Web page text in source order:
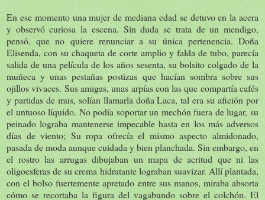
En ese momento una mujer de mediana edad se detuvo en la acera
y observó curiosa la escena. Sin duda se trata de un mendigo,
pensó, que no quiere renunciar a su única pertenencia. Doña
Elisenda, con su chaqueta de corte amplio y falda de tubo, parecía
salida de una película de los años sesenta, su bolsito colgado de la
muñeca y unas pestañas postizas que hacían sombra sobre sus
ojillos vivaces. Sus amigas, unas arpías con las que compartía cafés
y partidas de mus, solían llamarla doña Laca, tal era su afición por
el untuoso líquido. No podía soportar un mechón fuera de lugar, su
peinado lograba mantenerse impecable hasta en los más adversos
días de viento; Su ropa ofrecía el mismo aspecto almidonado,
pasada de moda aunque cuidada y bien planchada. Sin embargo, en
el rostro las arrugas dibujaban un mapa de acritud que ni las
oligoesferas de su crema hidratante lograban suavizar. Allí plantada,
con el bolso fuertemente apretado entre sus manos, miraba absorta
cómo se recortaba la figura del vagabundo sobre el colchón. El